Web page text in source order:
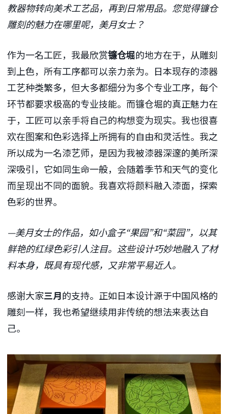
教器物转向美术工艺品，再到日常用品。您觉得镰仓
雕刻的魅力在哪里呢，美月女士？
作为一名工匠，我最欣赏镰仓堀的地方在于，从雕刻
到上色，所有工序都可以亲力亲为。日本现存的漆器
工艺种类繁多，但大多都细分为多个专业工序，每个
环节都要求极高的专业技能。而镰仓堀的真正魅力在
于，工匠可以亲手将自己的构想变为现实。我也很喜
欢在图案和色彩选择上所拥有的自由和灵活性。我之
所以成为一名漆艺师，是因为我被漆器深邃的美所深
深吸引，它如同生命一般，会随着季节和天气的变化
而呈现出不同的面貌。我喜欢将颜料融入漆面，探索
色彩的世界。
—美月女士的作品，如小盒子“果园”和“菜园”，以其
鲜艳的红绿色彩引人注目。这些设计巧妙地融入了材
料本身，既具有现代感，又非常平易近人。
感谢大家三月的支持。正如日本设计源于中国风格的
雕刻一样，我也希望继续用非传统的想法来表达自
己。